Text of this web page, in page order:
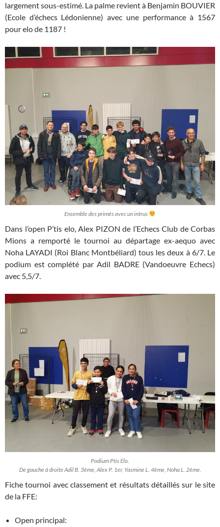
largement sous-estimé. La palme revient à Benjamin BOUVIER
(Ecole d’échecs Lédonienne) avec une performance à 1567
pour elo de 1187 !
Ensemble des primés avec un intrus
Dans l’open P’tis elo, Alex PIZON de l’Echecs Club de Corbas
Mions a remporté le tournoi au départage ex-aequo avec
Noha LAYADI (Roi Blanc Montbéliard) tous les deux à 6/7. Le
podium est complété par Adil BADRE (Vandoeuvre Echecs)
avec 5,5/7.
Podium Ptis Elo.
De gauche à droite Adil B. 3ème, Alex P. 1er, Yasmine L. 4ème, Noha L. 2ème.
Fiche tournoi avec classement et résultats détaillés sur le site
de la FFE:
Open principal: